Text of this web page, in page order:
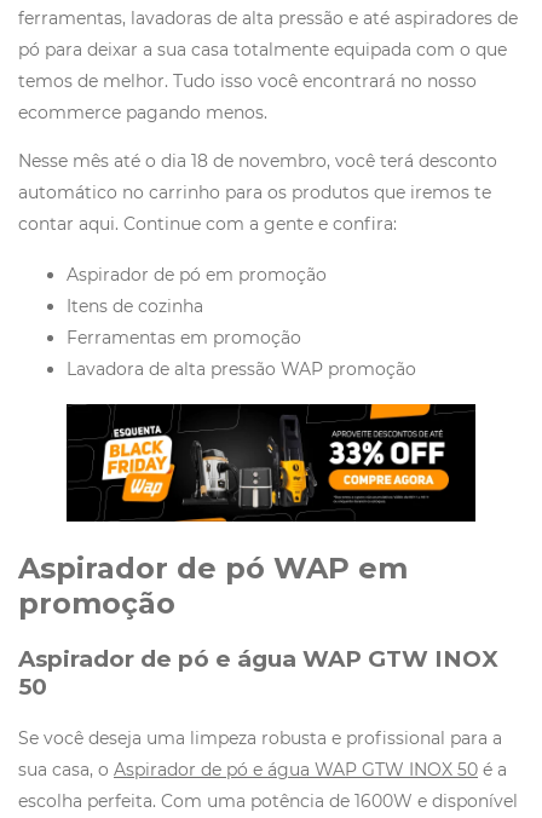
ferramentas, lavadoras de alta pressão e até aspiradores de
pó para deixar a sua casa totalmente equipada com o que
temos de melhor. Tudo isso você encontrará no nosso
ecommerce pagando menos.
Nesse mês até o dia 18 de novembro, você terá desconto
automático no carrinho para os produtos que iremos te
contar aqui. Continue com a gente e confira:
Aspirador de pó em promoção
Itens de cozinha
Ferramentas em promoção
Lavadora de alta pressão WAP promoção
Aspirador de pó WAP em
promoção
Aspirador de pó e água WAP GTW INOX
50
Se você deseja uma limpeza robusta e profissional para a
sua casa, o Aspirador de pó e água WAP GTW INOX 50 é a
escolha perfeita. Com uma potência de 1600W e disponível